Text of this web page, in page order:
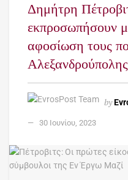
Δημήτρη
εκπροσωπήσουν
αφοσίωση τους
Αλεξανδρούπολης
by
30 Ιουνίου, 2023